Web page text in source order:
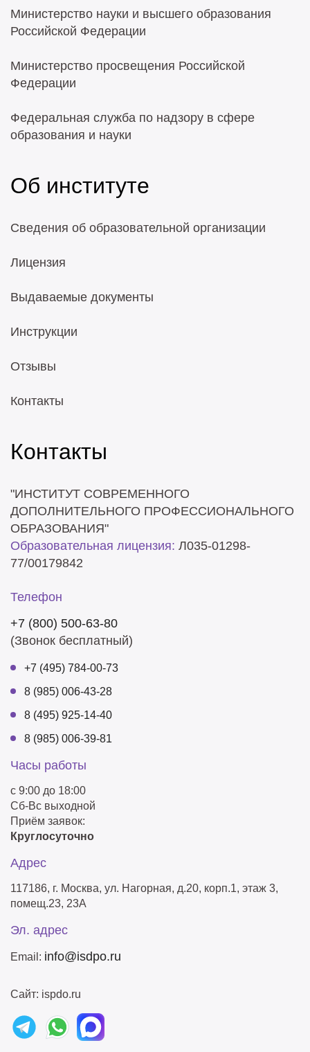
Министерство науки и высшего образования
Российской Федерации
Министерство просвещения Российской
Федерации
Федеральная служба по надзору в сфере
образования и науки
Об институте
Сведения об образовательной организации
Лицензия
Выдаваемые документы
Инструкции
Отзывы
Контакты
Контакты
"ИНСТИТУТ СОВРЕМЕННОГО
ДОПОЛНИТЕЛЬНОГО ПРОФЕССИОНАЛЬНОГО
ОБРАЗОВАНИЯ"
Образовательная лицензия: Л035-01298-
77/00179842
Телефон
+7 (800) 500-63-80
(Звонок бесплатный)
+7 (495) 784-00-73
8 (985) 006-43-28
8 (495) 925-14-40
8 (985) 006-39-81
Часы работы
с 9:00 до 18:00
Сб-Вс выходной
Приём заявок:
Круглосуточно
Адрес
117186, г. Москва, ул. Нагорная, д.20, корп.1, этаж 3,
помещ.23, 23А
Эл. адрес
Email: info@isdpo.ru
Сайт: ispdo.ru